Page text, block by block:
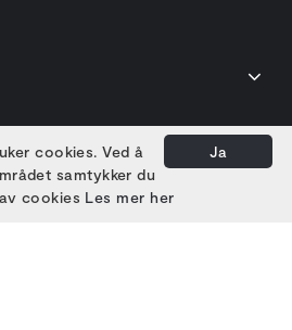
Ja
cookies. Ved å
samtykker du
cookies Les mer her